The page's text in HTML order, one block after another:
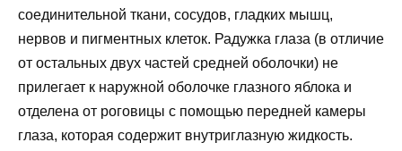
соединительной ткани, сосудов, гладких мышц,
нервов и пигментных клеток. Радужка глаза (в отличие
от остальных двух частей средней оболочки) не
прилегает к наружной оболочке глазного яблока и
отделена от роговицы с помощью передней камеры
глаза, которая содержит внутриглазную жидкость.